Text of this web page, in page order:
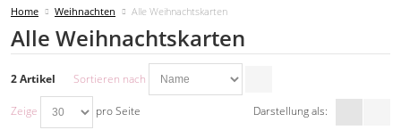
Home Weihnachten Alle Weihnachtskarten
Alle Weihnachtskarten
2 Artikel Sortieren nach
Zeige pro Seite Darstellung als: